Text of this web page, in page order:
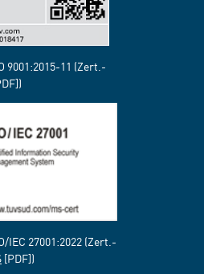
9001:2015-11 (Zert.-
IEC 27001:2022 (Zert.-
[PDF])